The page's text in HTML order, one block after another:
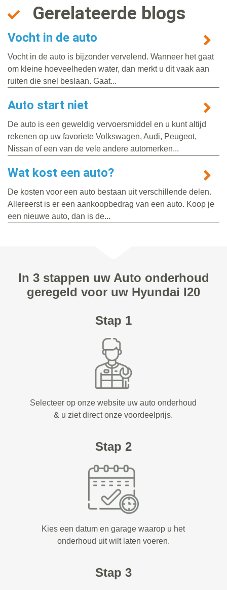
Gerelateerde blogs
Vocht in de auto
Vocht in de auto is bijzonder vervelend. Wanneer het gaat
om kleine hoeveelheden water, dan merkt u dit vaak aan
ruiten die snel beslaan. Gaat...
Auto start niet
De auto is een geweldig vervoersmiddel en u kunt altijd
rekenen op uw favoriete Volkswagen, Audi, Peugeot,
Nissan of een van de vele andere automerken...
Wat kost een auto?
De kosten voor een auto bestaan uit verschillende delen.
Allereerst is er een aankoopbedrag van een auto. Koop je
een nieuwe auto, dan is de...
In 3 stappen uw Auto onderhoud
geregeld voor uw Hyundai I20
Stap 1
Selecteer op onze website uw auto onderhoud
& u ziet direct onze voordeelprijs.
Stap 2
Kies een datum en garage waarop u het
onderhoud uit wilt laten voeren.
Stap 3